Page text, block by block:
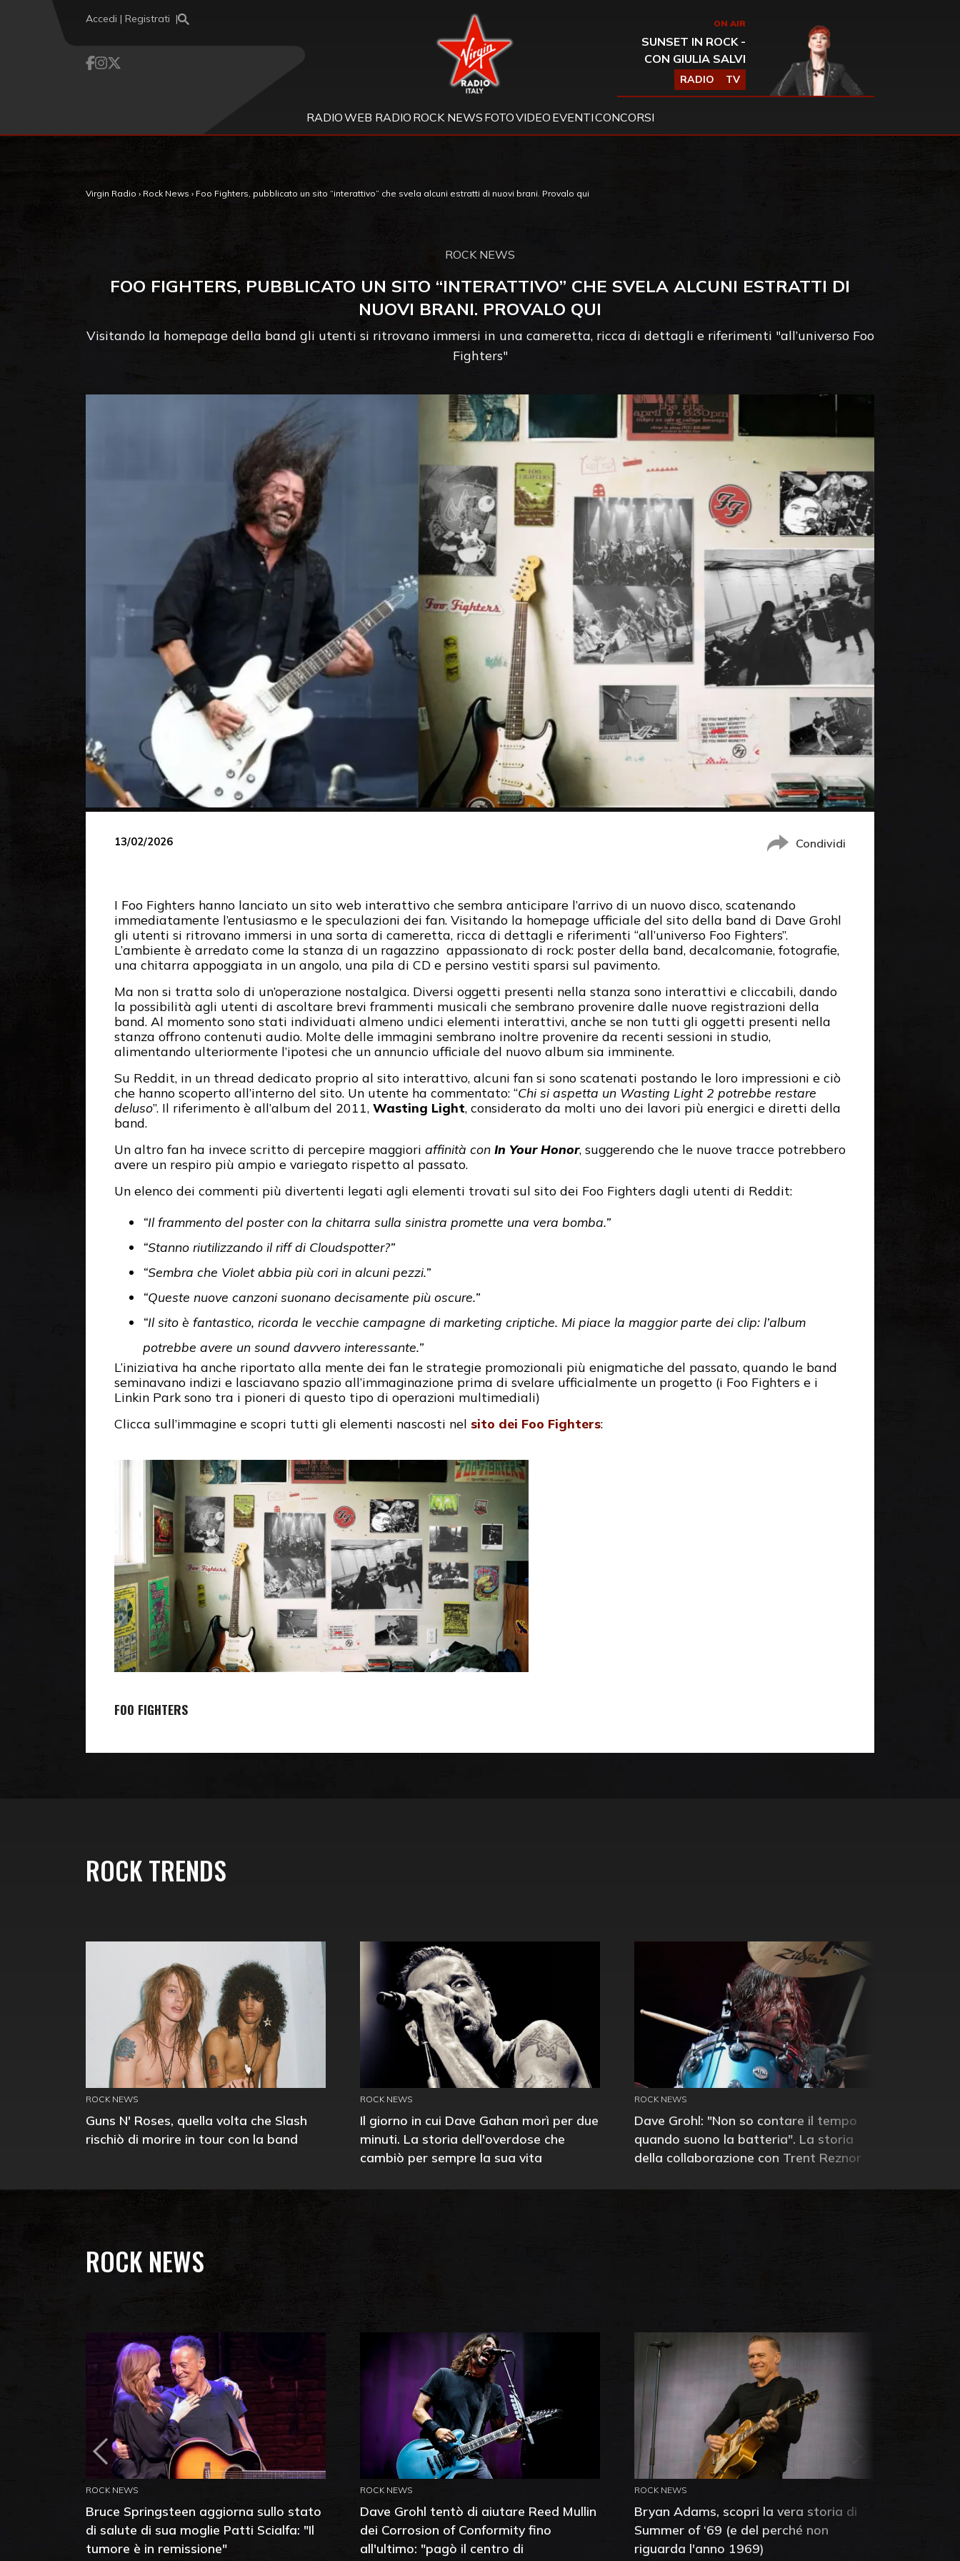
Accedi | Registrati Virgin Radio ON AIR
SUNSET IN ROCK -
CON GIULIA SALVI
RADIO TV
RADIOWEB RADIO ROCK NEWS FOTOVIDEO EVENTICONCORSI
Virgin Radio › Rock News › Foo Fighters, pubblicato un sito “interattivo” che svela alcuni estratti di nuovi brani. Provalo qui
ROCK NEWS
FOO FIGHTERS, PUBBLICATO UN SITO “INTERATTIVO” CHE SVELA ALCUNI ESTRATTI DI
NUOVI BRANI. PROVALO QUI
Visitando la homepage della band gli utenti si ritrovano immersi in una cameretta, ricca di dettagli e riferimenti "all’universo Foo
Fighters"
13/02/2026 Condividi
I Foo Fighters hanno lanciato un sito web interattivo che sembra anticipare l’arrivo di un nuovo disco, scatenando
immediatamente l’entusiasmo e le speculazioni dei fan. Visitando la homepage ufficiale del sito della band di Dave Grohl
gli utenti si ritrovano immersi in una sorta di cameretta, ricca di dettagli e riferimenti “all’universo Foo Fighters”.
L’ambiente è arredato come la stanza di un ragazzino appassionato di rock: poster della band, decalcomanie, fotografie,
una chitarra appoggiata in un angolo, una pila di CD e persino vestiti sparsi sul pavimento.
Ma non si tratta solo di un’operazione nostalgica. Diversi oggetti presenti nella stanza sono interattivi e cliccabili, dando
la possibilità agli utenti di ascoltare brevi frammenti musicali che sembrano provenire dalle nuove registrazioni della
band. Al momento sono stati individuati almeno undici elementi interattivi, anche se non tutti gli oggetti presenti nella
stanza offrono contenuti audio. Molte delle immagini sembrano inoltre provenire da recenti sessioni in studio,
alimentando ulteriormente l’ipotesi che un annuncio ufficiale del nuovo album sia imminente.
Su Reddit, in un thread dedicato proprio al sito interattivo, alcuni fan si sono scatenati postando le loro impressioni e ciò
che hanno scoperto all’interno del sito. Un utente ha commentato: “Chi si aspetta un Wasting Light 2 potrebbe restare
deluso”. Il riferimento è all’album del 2011, Wasting Light, considerato da molti uno dei lavori più energici e diretti della
band.
Un altro fan ha invece scritto di percepire maggiori affinità con In Your Honor, suggerendo che le nuove tracce potrebbero
avere un respiro più ampio e variegato rispetto al passato.
Un elenco dei commenti più divertenti legati agli elementi trovati sul sito dei Foo Fighters dagli utenti di Reddit:
“Il frammento del poster con la chitarra sulla sinistra promette una vera bomba.”
“Stanno riutilizzando il riff di Cloudspotter?”
“Sembra che Violet abbia più cori in alcuni pezzi.”
“Queste nuove canzoni suonano decisamente più oscure.”
“Il sito è fantastico, ricorda le vecchie campagne di marketing criptiche. Mi piace la maggior parte dei clip: l’album
potrebbe avere un sound davvero interessante.”
L’iniziativa ha anche riportato alla mente dei fan le strategie promozionali più enigmatiche del passato, quando le band
seminavano indizi e lasciavano spazio all’immaginazione prima di svelare ufficialmente un progetto (i Foo Fighters e i
Linkin Park sono tra i pioneri di questo tipo di operazioni multimediali)
Clicca sull’immagine e scopri tutti gli elementi nascosti nel sito dei Foo Fighters:
FOO FIGHTERS
ROCK TRENDS
ROCK NEWS
Guns N' Roses, quella volta che Slash
rischiò di morire in tour con la band
ROCK NEWS
Il giorno in cui Dave Gahan morì per due
minuti. La storia dell'overdose che
cambiò per sempre la sua vita
ROCK NEWS
Dave Grohl: "Non so contare il tempo
quando suono la batteria". La storia
della collaborazione con Trent Reznor
ROCK NEWS
ROCK NEWS
Bruce Springsteen aggiorna sullo stato
di salute di sua moglie Patti Scialfa: "Il
tumore è in remissione"
ROCK NEWS
Dave Grohl tentò di aiutare Reed Mullin
dei Corrosion of Conformity fino
all'ultimo: "pagò il centro di
ROCK NEWS
Bryan Adams, scopri la vera storia di
Summer of ‘69 (e del perché non
riguarda l'anno 1969)